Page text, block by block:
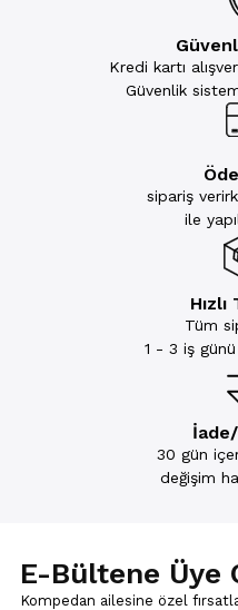
Kredi kartı
Güvenlik
sipariş
ile
Tüm
1 - 3 iş
30 gün
değişim
E-Bültene Üye
Kompedan ailesine özel